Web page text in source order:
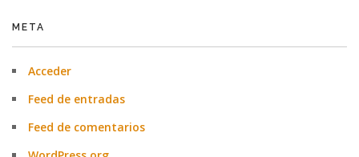
META
Acceder
Feed de entradas
Feed de comentarios